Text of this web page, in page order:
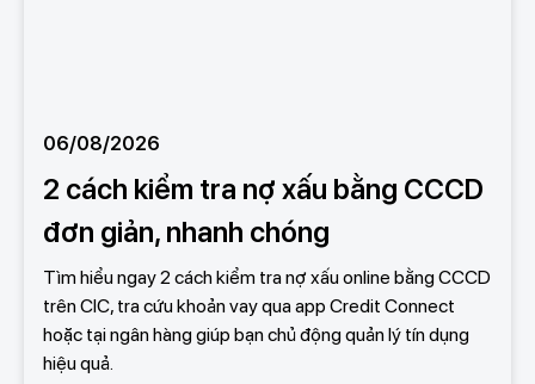
06/08/2026
2 cách kiểm tra nợ xấu bằng CCCD
đơn giản, nhanh chóng
Tìm hiểu ngay 2 cách kiểm tra nợ xấu online bằng CCCD
trên CIC, tra cứu khoản vay qua app Credit Connect
hoặc tại ngân hàng giúp bạn chủ động quản lý tín dụng
hiệu quả.